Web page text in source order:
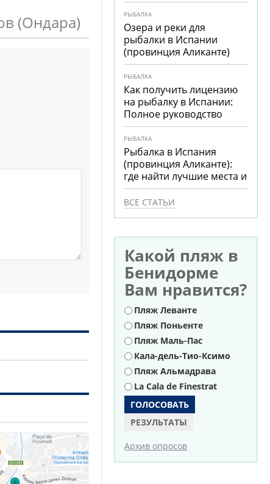
(Ондара) РЫБАЛКА
Озера и реки для
рыбалки в Испании
(провинция Аликанте)
РЫБАЛКА
Как получить лицензию
на рыбалку в Испании:
Полное руководство
РЫБАЛКА
Рыбалка в Испания
(провинция Аликанте):
где найти лучшие места и
что ловить
ВСЕ СТАТЬИ
Какой пляж в
Бенидорме
Вам нравится?
Варианты
Пляж Леванте
Пляж Поньенте
Пляж Маль-Пас
Кала-дель-Тио-Ксимо
Пляж Альмадрава
La Cala de Finestrat
РЕЗУЛЬТАТЫ
Архив опросов